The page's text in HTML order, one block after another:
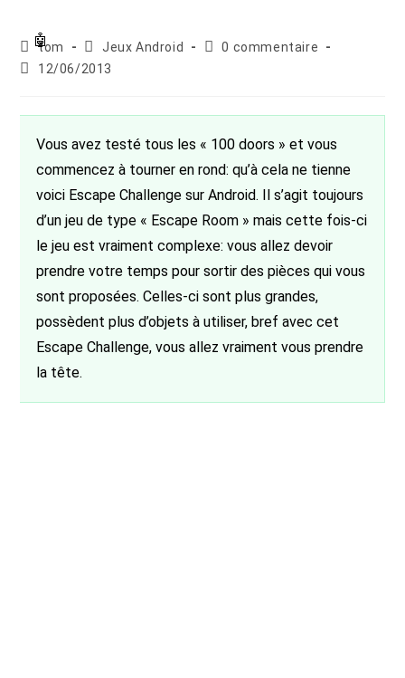
Auteur/autrice
de
tom
Post
category:
Jeux Android
Commentaires
0 commentaire
Publication
12/06/2013
Vous avez testé tous les « 100 doors » et vous
commencez à tourner en rond: qu’à cela ne tienne
voici Escape Challenge sur Android. Il s’agit toujours
d’un jeu de type « Escape Room » mais cette fois-ci
le jeu est vraiment complexe: vous allez devoir
prendre votre temps pour sortir des pièces qui vous
sont proposées. Celles-ci sont plus grandes,
possèdent plus d’objets à utiliser, bref avec cet
Escape Challenge, vous allez vraiment vous prendre
la tête.